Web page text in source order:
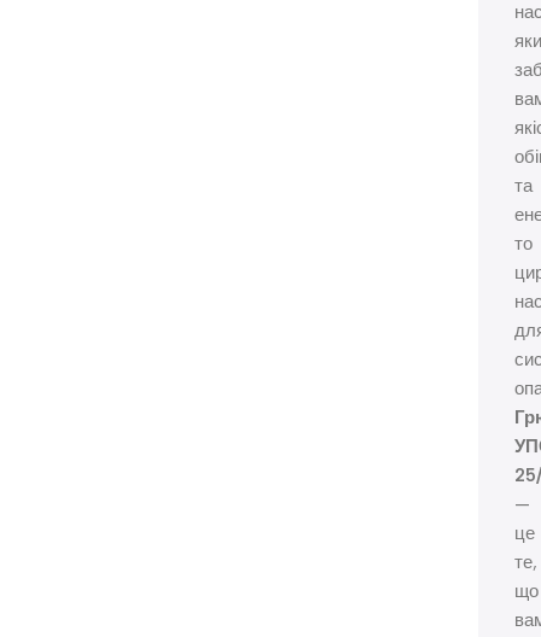
та
то
—
це
те,
що